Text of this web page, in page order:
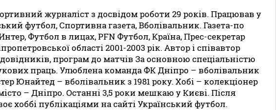
журналіст з досвідом роботи 29 років. Працював у
футбол, Спортивна газета, Вболівальник. Газета-по
Футбол в лицах, PFN Футбол, Країна, Прес-секретар
області 2001-2003 рік. Автор і співавтор
програм до матчів За основною спеціальністю
праць. Улюблена команда ФК Дніпро – вболівальник
Юнайтед – вболівальник з 1981 року. Хобі – колекціонер
– Дніпро. Останні 3,5 роки мешкаю у Києві. Після
хоббі публікаціями на сайті Український футбол.